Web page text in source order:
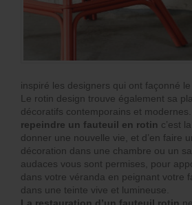
inspiré les designers qui ont façonné
Le rotin design trouve également sa
décoratifs contemporains et modernes.
repeindre un fauteuil en rotin c’est
donner une nouvelle vie, et d’en faire
décoration dans une chambre ou un
audaces vous sont permises, pour
dans votre véranda en peignant votre
dans une teinte vive et lumineuse.